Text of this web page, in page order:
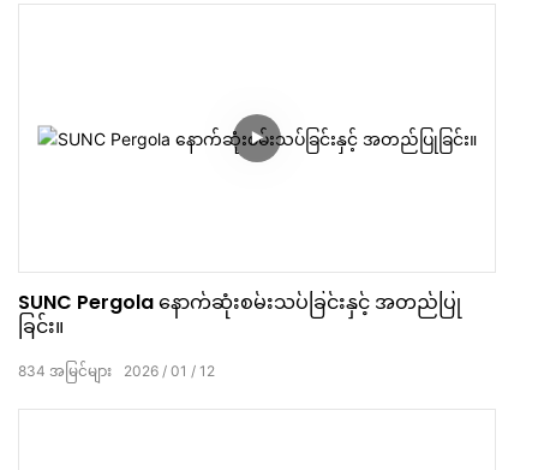
SUNC Pergola နောက်ဆုံးစမ်းသပ်ခြင်းနှင့် အတည်ပြု
ခြင်း။
2026 01 12
834 အမြင်များ